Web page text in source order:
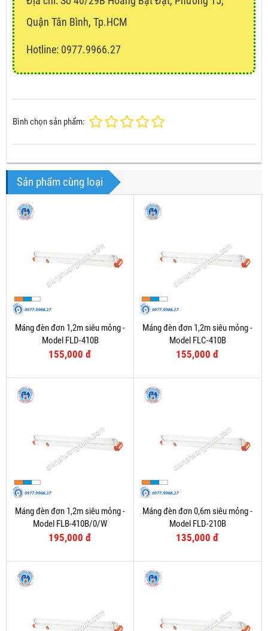
Quận Tân Bình, Tp.HCM
Hotline: 0977.9966.27
Bình chọn sản phẩm:
Sản phẩm cùng loại
Máng đèn đơn 1,2m siêu mỏng -
Model FLD-410B
155,000 đ
Máng đèn đơn 1,2m siêu mỏng -
Model FLC-410B
155,000 đ
Máng đèn đơn 1,2m siêu mỏng -
Model FLB-410B/0/W
195,000 đ
Máng đèn đơn 0,6m siêu mỏng -
Model FLD-210B
135,000 đ